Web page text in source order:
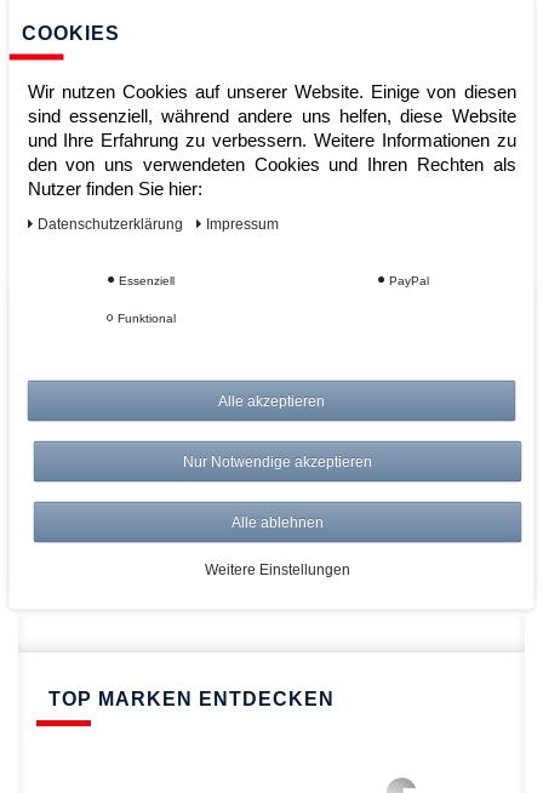
Sofort lieferbar
Vom Profi für Profis - Ihre Vorteile
Versandkostenfrei ab 150€
Risikolos: 14 Tage Rückgabe
Über 20.000 Artikel
Schnelle Lieferung
TOP MARKEN ENTDECKEN
COOKIES
Wir nutzen Cookies auf unserer Website. Einige von diesen
sind essenziell, während andere uns helfen, diese Website
und Ihre Erfahrung zu verbessern. Weitere Informationen zu
den von uns verwendeten Cookies und Ihren Rechten als
Nutzer finden Sie hier:
Daten­schutz­erklärung Impressum
Essenziell PayPal
Funktional
Alle akzeptieren
Nur Notwendige akzeptieren
Alle ablehnen
Weitere Einstellungen